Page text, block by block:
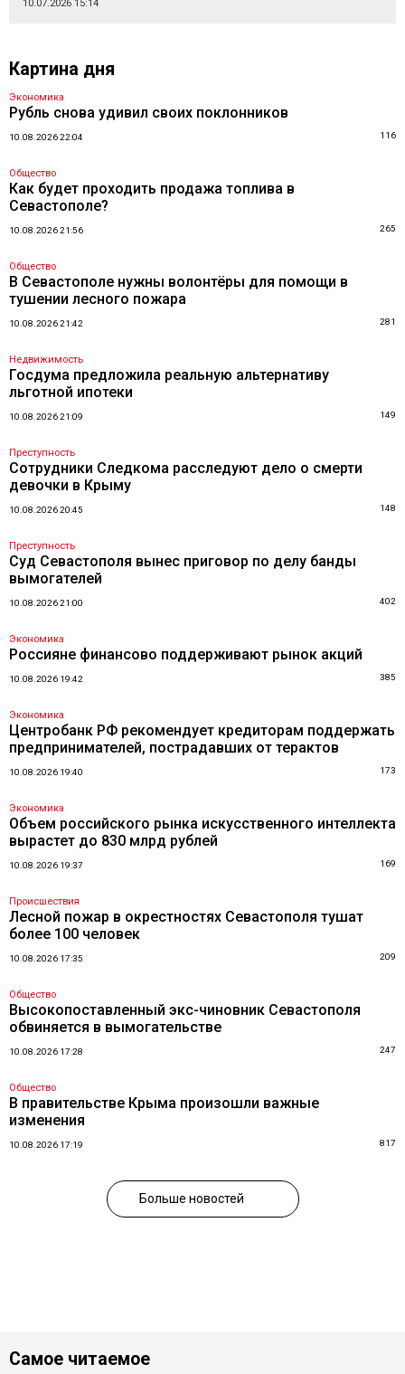
10.07.2026 15:14
Картина дня
Экономика
Рубль снова удивил своих поклонников
10.08.2026 22:04 116
Общество
Как будет проходить продажа топлива в
Севастополе?
10.08.2026 21:56 265
Общество
В Севастополе нужны волонтёры для помощи в
тушении лесного пожара
10.08.2026 21:42 281
Недвижимость
Госдума предложила реальную альтернативу
льготной ипотеки
10.08.2026 21:09 149
Преступность
Сотрудники Следкома расследуют дело о смерти
девочки в Крыму
10.08.2026 20:45 148
Преступность
Суд Севастополя вынес приговор по делу банды
вымогателей
10.08.2026 21:00 402
Экономика
Россияне финансово поддерживают рынок акций
10.08.2026 19:42 385
Экономика
Центробанк РФ рекомендует кредиторам поддержать
предпринимателей, пострадавших от терактов
10.08.2026 19:40 173
Экономика
Объем российского рынка искусственного интеллекта
вырастет до 830 млрд рублей
10.08.2026 19:37 169
Происшествия
Лесной пожар в окрестностях Севастополя тушат
более 100 человек
10.08.2026 17:35 209
Общество
Высокопоставленный экс-чиновник Севастополя
обвиняется в вымогательстве
10.08.2026 17:28 247
Общество
В правительстве Крыма произошли важные
изменения
10.08.2026 17:19 817
Больше новостей
Самое читаемое